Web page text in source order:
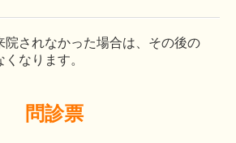
院されなかった場合は、その後の
なります。
問診票